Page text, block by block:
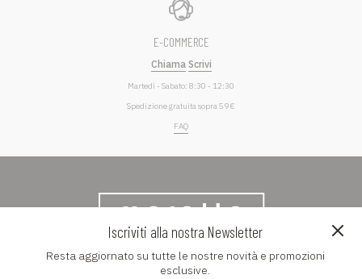
Iscriviti alla nostra Newsletter
Resta aggiornato su tutte le nostre novità e promozioni
esclusive.
E-COMMERCE
Chiama Scrivi
Martedì - Sabato: 8:30 - 12:30
Spedizione gratuita sopra 59 €
FAQ
NEWSLETTER